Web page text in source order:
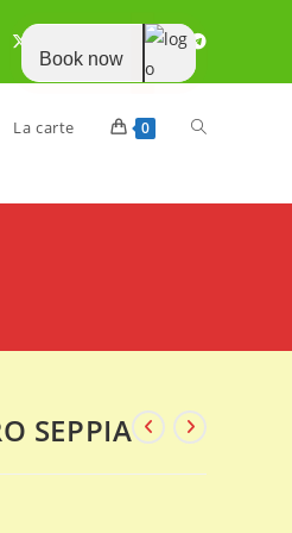
La carte 0 Toggle
SEPPIA
Book now